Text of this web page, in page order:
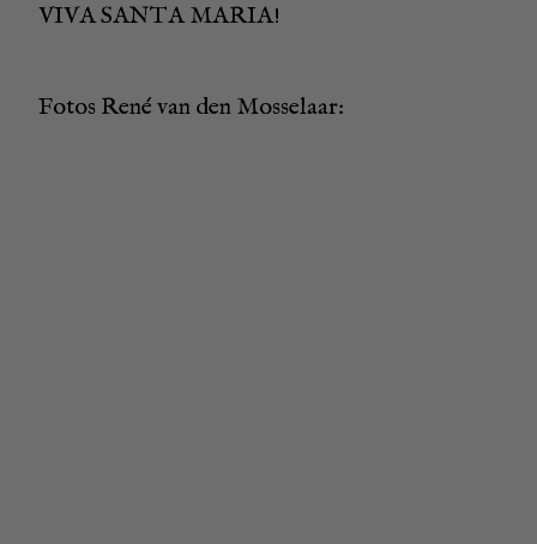
VIVA SANTA MARIA!
Fotos René van den Mosselaar: